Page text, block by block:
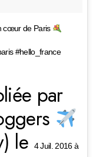
cœur de Paris
#hello_france
par
le
4 Juil. 2016 à